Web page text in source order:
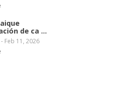
de ca ...
- Feb 11, 2026